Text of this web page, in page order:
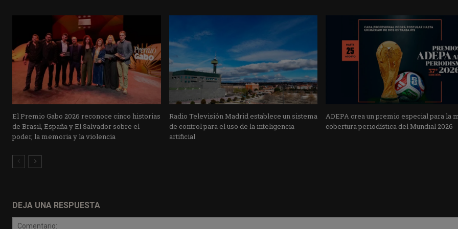
El Premio Gabo 2026 reconoce cinco historias
de Brasil, España y El Salvador sobre el
poder, la memoria y la violencia
Radio Televisión Madrid establece un sistema
de control para el uso de la inteligencia
artificial
ADEPA crea un premio especial para la
cobertura periodística del Mundial 2026
DEJA UNA RESPUESTA